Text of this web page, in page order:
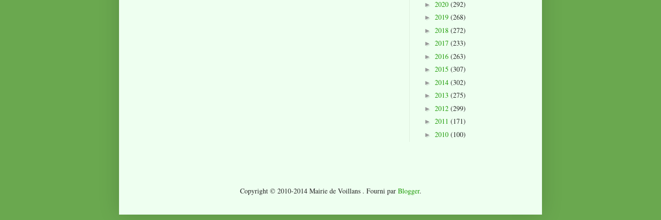
► 2020 (292)
► 2019 (268)
► 2018 (272)
► 2017 (233)
► 2016 (263)
► 2015 (307)
► 2014 (302)
► 2013 (275)
► 2012 (299)
► 2011 (171)
► 2010 (100)
Copyright © 2010-2014 Mairie de Voillans . Fourni par Blogger.